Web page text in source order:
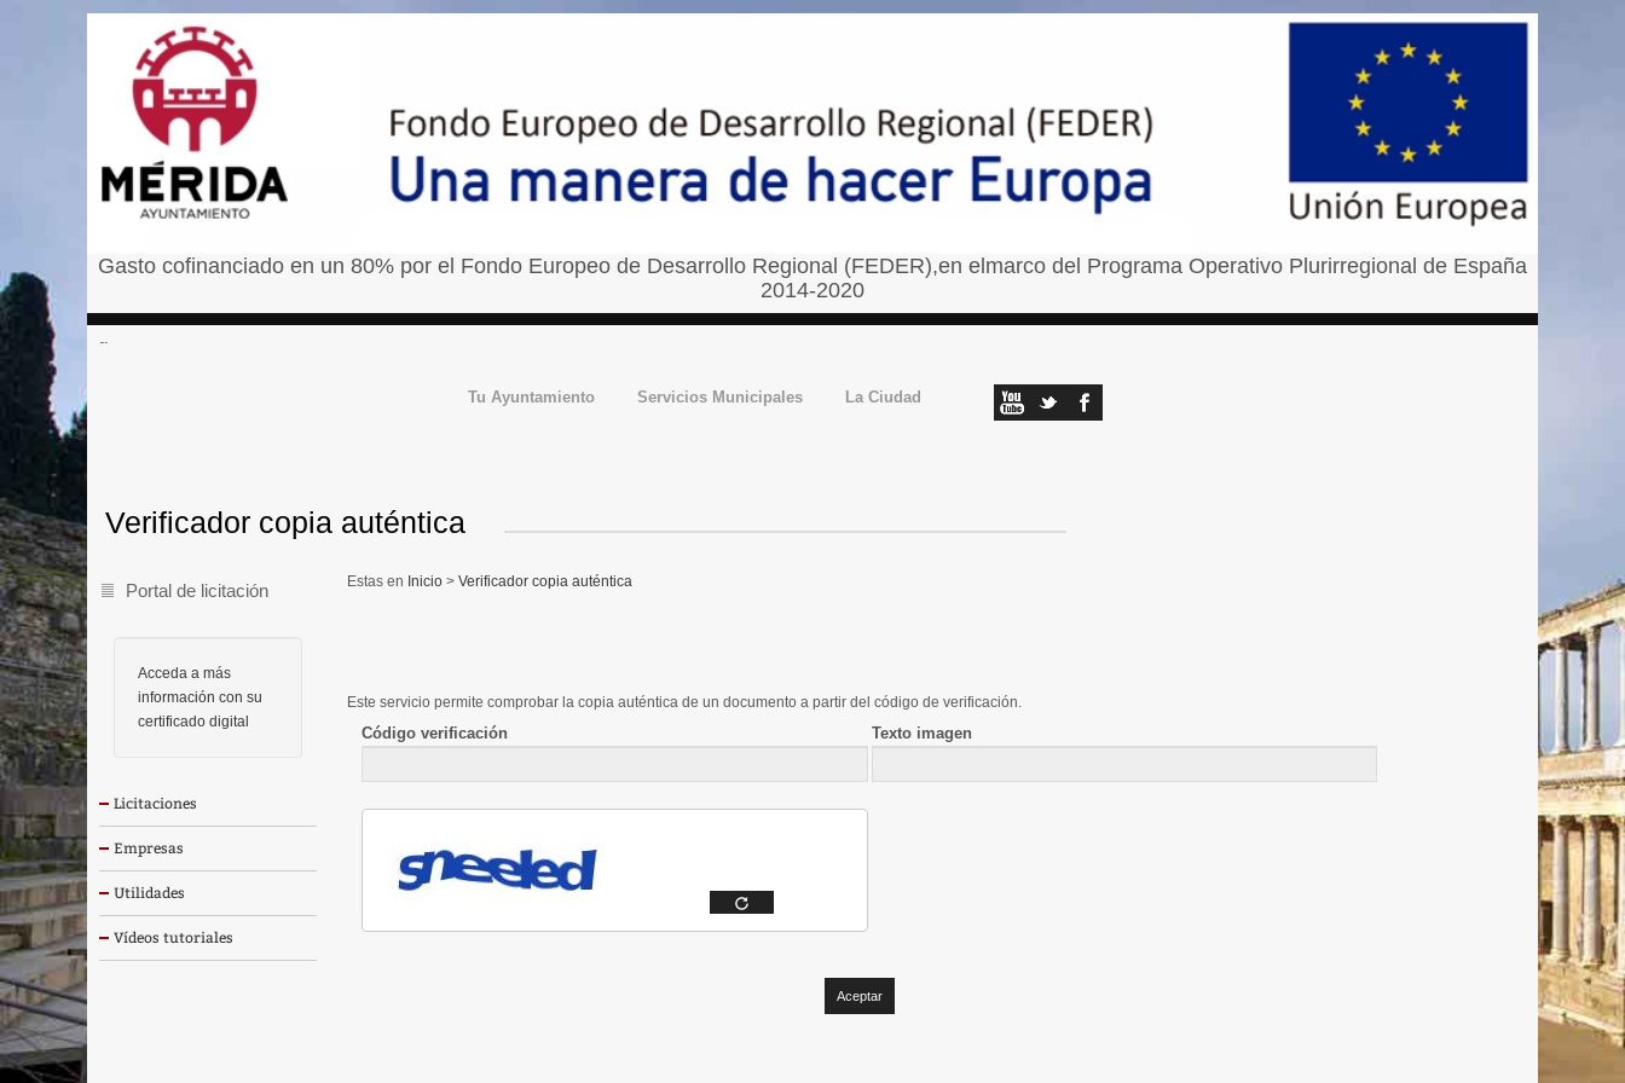
Gasto cofinanciado en un 80% por el Fondo Europeo de Desarrollo Regional (FEDER),en elmarco del Programa Operativo Plurirregional de España
2014-2020
Tu Ayuntamiento Servicios Municipales La Ciudad
Portal de licitación
Acceda a más
información con su
certificado digital
Licitaciones
Empresas
Utilidades
Vídeos tutoriales
Inicio > Verificador copia auténtica
Verificador copia auténtica
Este servicio permite comprobar la copia auténtica de un documento a partir del código de verificación.
Código verificación Texto imagen